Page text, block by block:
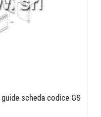
scheda codice GS